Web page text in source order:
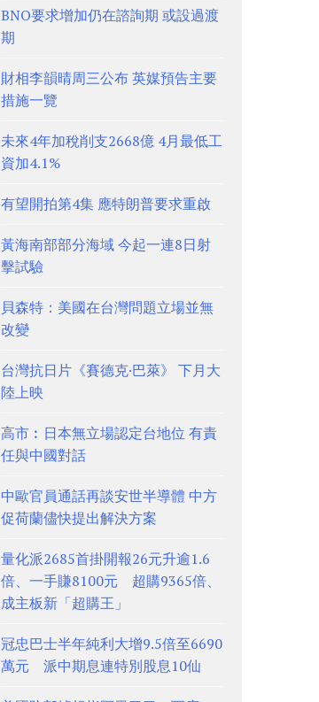
BNO要求增加仍在諮詢期 或設過渡
期
財相李韻晴周三公布 英媒預告主要
措施一覽
未來4年加稅削支2668億 4月最低工
資加4.1%
有望開拍第4集 應特朗普要求重啟
黃海南部部分海域 今起一連8日射
擊試驗
貝森特：美國在台灣問題立場並無
改變
台灣抗日片《賽德克·巴萊》 下月大
陸上映
高市︰日本無立場認定台地位 有責
任與中國對話
中歐官員通話再談安世半導體 中方
促荷蘭儘快提出解決方案
量化派2685首掛開報26元升逾1.6
倍、一手賺8100元 超購9365倍、
成主板新「超購王」
冠忠巴士半年純利大增9.5倍至6690
萬元 派中期息連特別股息10仙